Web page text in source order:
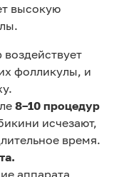
высокую
воздействует
фолликулы, и
8–10 процедур
исчезают,
время.
аппарата